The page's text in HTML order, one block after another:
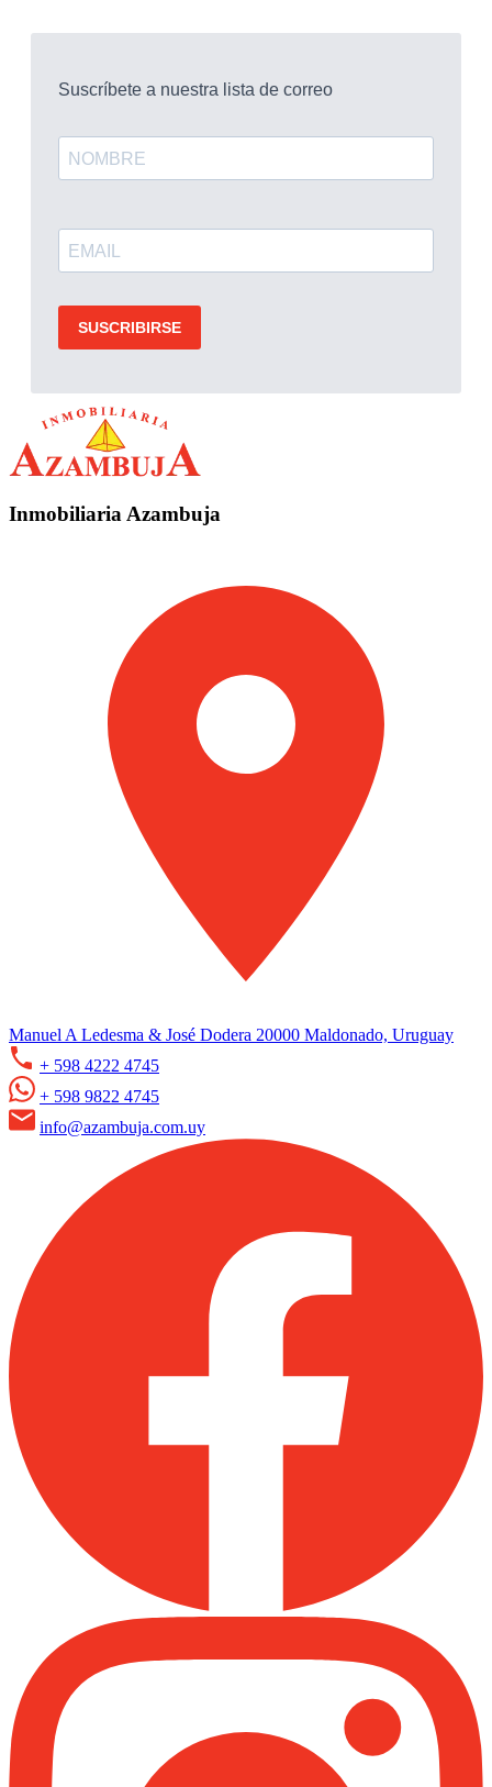
Inmobiliaria Azambuja
Manuel A Ledesma & José Dodera 20000 Maldonado, Uruguay
+ 598 4222 4745
+ 598 9822 4745
info@azambuja.com.uy